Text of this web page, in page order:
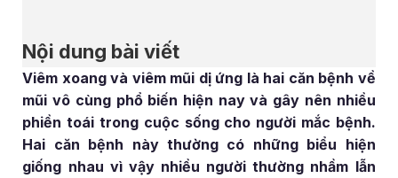
Nội dung bài viết
Viêm xoang và viêm mũi dị ứng là hai căn bệnh về
mũi vô cùng phổ biến hiện nay và gây nên nhiều
phiền toái trong cuộc sống cho người mắc bệnh.
Hai căn bệnh này thường có những biểu hiện
giống nhau vì vậy nhiều người thường nhầm lẫn